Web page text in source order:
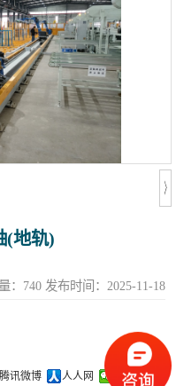
(地轨)
：740 发布时间：2025-11-18
腾讯微博 人人网 微信